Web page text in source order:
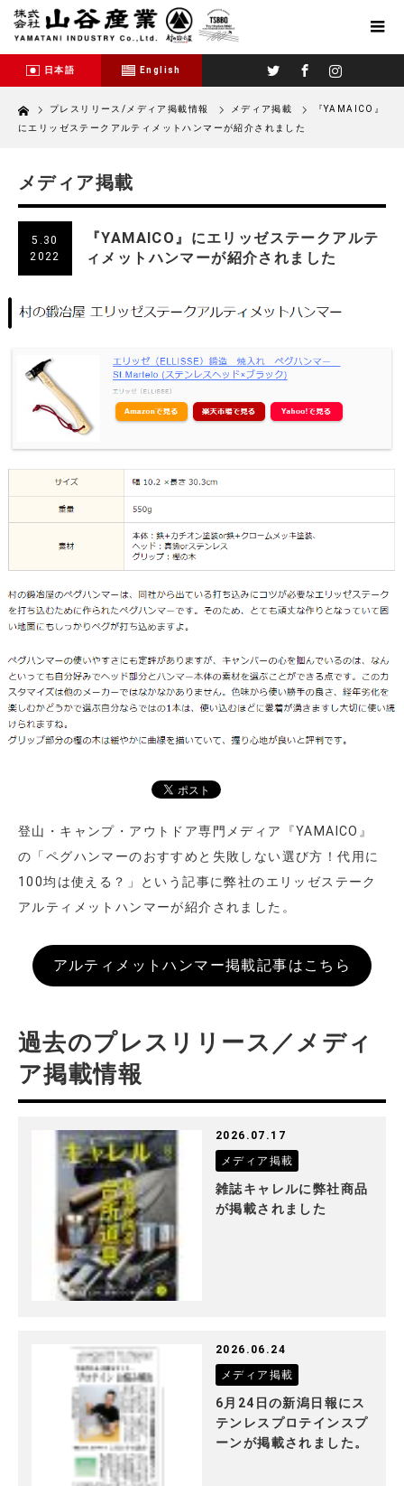
日本語 English
Home プレスリリース/メディア掲載情報 メディア掲載
『YAMAICO』
にエリッゼステークアルティメットハンマーが紹介されました
メディア掲載
5.30
2022
『YAMAICO』にエリッゼステークアルテ
ィメットハンマーが紹介されました
登山・キャンプ・アウトドア専門メディア『YAMAICO』
の「ペグハンマーのおすすめと失敗しない選び方！代用に
100均は使える？」という記事に弊社のエリッゼステーク
アルティメットハンマーが紹介されました。
アルティメットハンマー掲載記事はこちら
過去のプレスリリース／メディ
ア掲載情報
2026.07.17
メディア掲載
雑誌キャレルに弊社商品
が掲載されました
2026.06.24
メディア掲載
6月24日の新潟日報にス
テンレスプロテインスプ
ーンが掲載されました。